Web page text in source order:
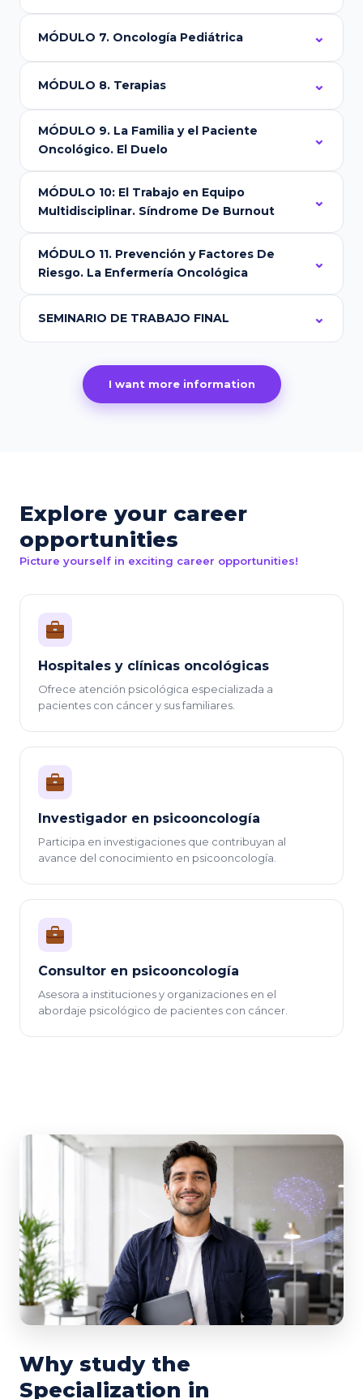
MÓDULO 7. Oncología Pediátrica
MÓDULO 8. Terapias
MÓDULO 9. La Familia y el Paciente
Oncológico. El Duelo
MÓDULO 10: El Trabajo en Equipo
Multidisciplinar. Síndrome De Burnout
MÓDULO 11. Prevención y Factores De
Riesgo. La Enfermería Oncológica
SEMINARIO DE TRABAJO FINAL
I want more information
Explore your career
opportunities
Picture yourself in exciting career opportunities!
Hospitales y clínicas oncológicas
Ofrece atención psicológica especializada a
pacientes con cáncer y sus familiares.
Investigador en psicooncología
Participa en investigaciones que contribuyan al
avance del conocimiento en psicooncología.
Consultor en psicooncología
Asesora a instituciones y organizaciones en el
abordaje psicológico de pacientes con cáncer.
Why study the
Specialization in